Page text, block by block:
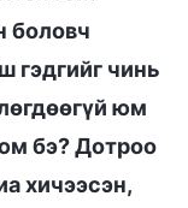
боловч
гэдгийг чинь
юм
бэ? Дотроо
хичээсэн,